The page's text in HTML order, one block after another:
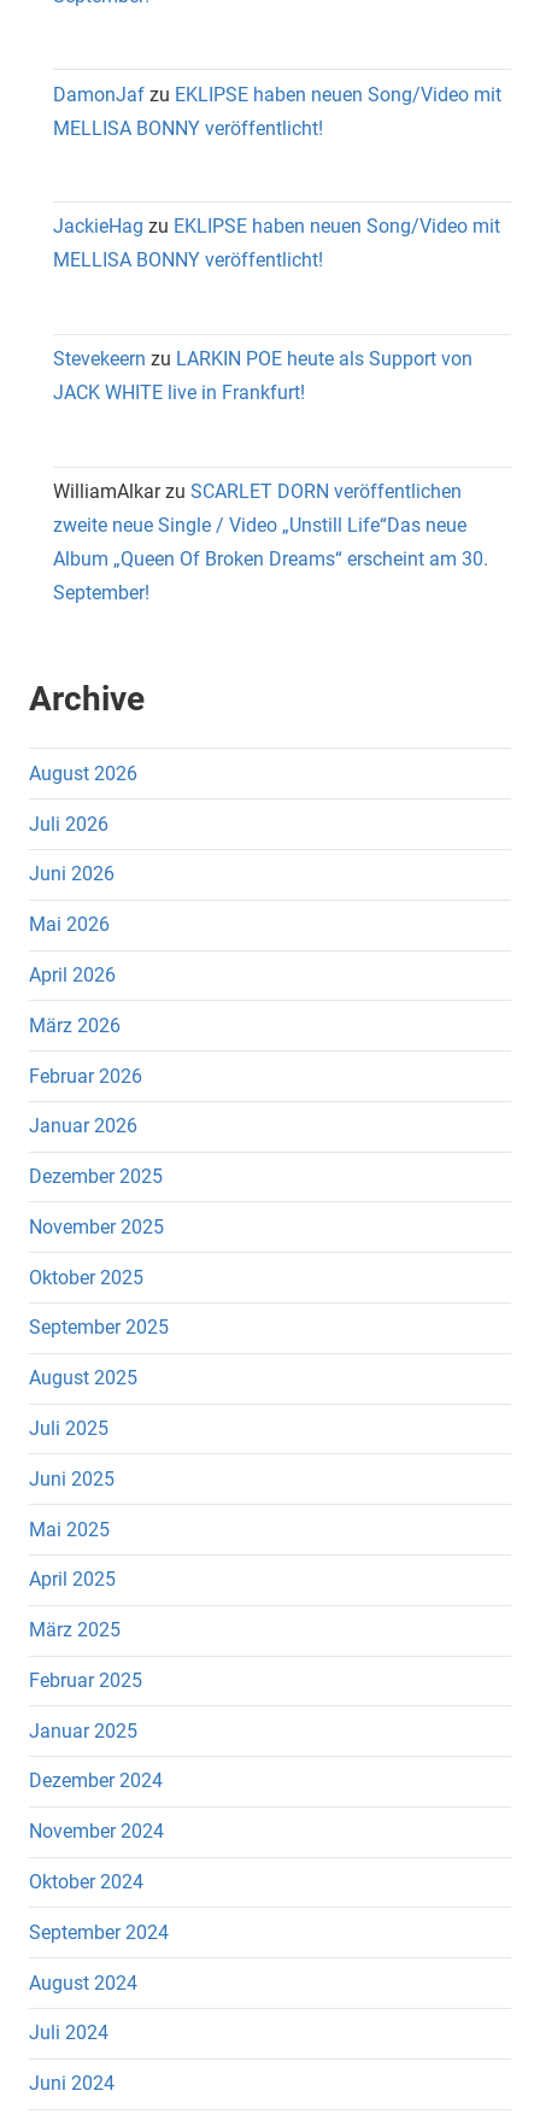
DamonJaf zu EKLIPSE haben neuen Song/Video mit
MELLISA BONNY veröffentlicht!
JackieHag zu EKLIPSE haben neuen Song/Video mit
MELLISA BONNY veröffentlicht!
Stevekeern zu LARKIN POE heute als Support von
JACK WHITE live in Frankfurt!
WilliamAlkarzu SCARLET DORN veröffentlichen
zweite neue Single / Video „Unstill Life“Das neue
Album „Queen Of Broken Dreams“ erscheint am 30.
September!
Archive
August 2026
Juli 2026
Juni 2026
Mai 2026
April 2026
März 2026
Februar 2026
Januar 2026
Dezember 2025
November 2025
Oktober 2025
September 2025
August 2025
Juli 2025
Juni 2025
Mai 2025
April 2025
März 2025
Februar 2025
Januar 2025
Dezember 2024
November 2024
Oktober 2024
September 2024
August 2024
Juli 2024
Juni 2024